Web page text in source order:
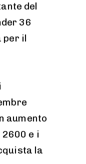
del
36
per il
aumento
e i
la